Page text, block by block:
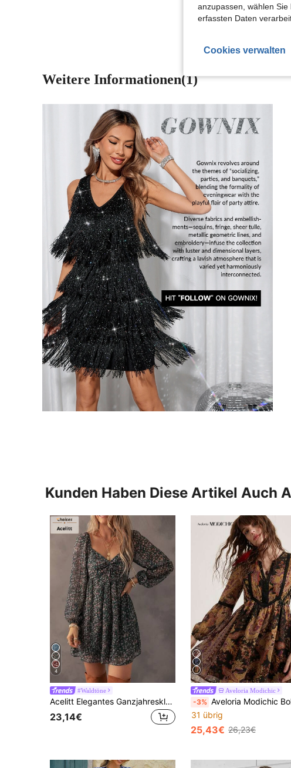
Mehr Bewertungen
Weitere Informationen(1)
Kunden Haben Diese Artikel Auch
4
#Waldtöne
Acelitt Elegantes Ganzjahreskleid mit kleinem Blumenmuster, geraffter Brust, Patchwork-Rücken und Laternenärmeln
23,14€
Aveloria Modichic
-3% Aveloria Modichic Bohemian Stil Chiffon Loose Lässig Rock, Blumen
31 übrig
25,43€ 26,23€
anzupassen, wählen
erfassten Daten
Cookies verwalten